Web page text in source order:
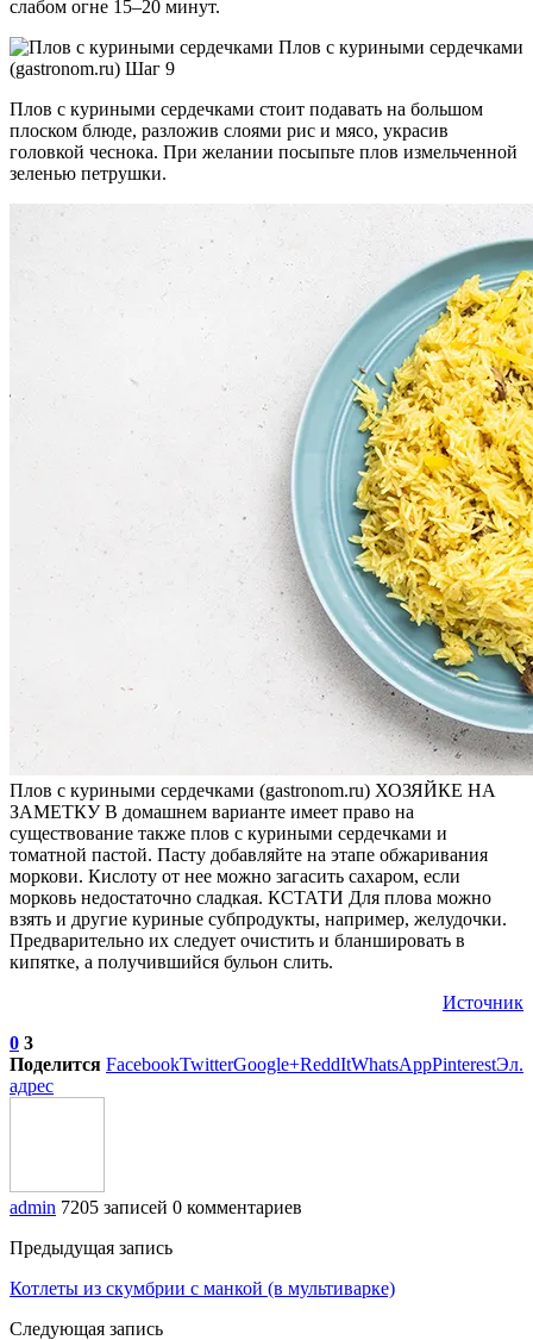
слабом огне 15–20 минут.
Плов с куриными сердечками
(gastronom.ru) Шаг 9
Плов с куриными сердечками стоит подавать на большом
плоском блюде, разложив слоями рис и мясо, украсив
головкой чеснока. При желании посыпьте плов измельченной
зеленью петрушки.
Плов с куриными сердечками (gastronom.ru) ХОЗЯЙКЕ НА
ЗАМЕТКУ В домашнем варианте имеет право на
существование также плов с куриными сердечками и
томатной пастой. Пасту добавляйте на этапе обжаривания
моркови. Кислоту от нее можно загасить сахаром, если
морковь недостаточно сладкая. КСТАТИ Для плова можно
взять и другие куриные субпродукты, например, желудочки.
Предварительно их следует очистить и бланшировать в
кипятке, а получившийся бульон слить.
Источник
0 3
Поделится FacebookTwitterGoogle+ReddItWhatsAppPinterestЭл.
адрес
admin 7205 записей 0 комментариев
Предыдущая запись
Котлеты из скумбрии с манкой (в мультиварке)
Следующая запись